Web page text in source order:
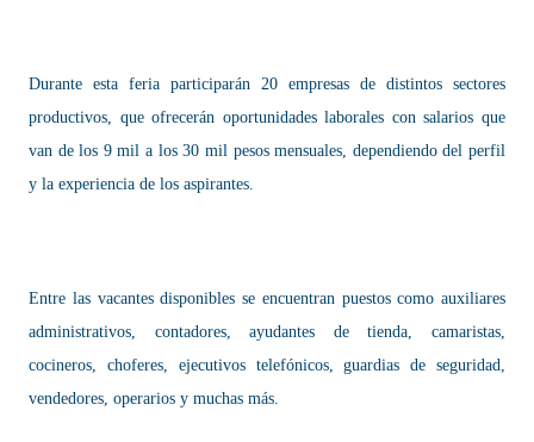
Durante esta feria participarán 20 empresas de distintos sectores
productivos, que ofrecerán oportunidades laborales con salarios que
van de los 9 mil a los 30 mil pesos mensuales, dependiendo del perfil
y la experiencia de los aspirantes.
Entre las vacantes disponibles se encuentran puestos como auxiliares
administrativos, contadores, ayudantes de tienda, camaristas,
cocineros, choferes, ejecutivos telefónicos, guardias de seguridad,
vendedores, operarios y muchas más.